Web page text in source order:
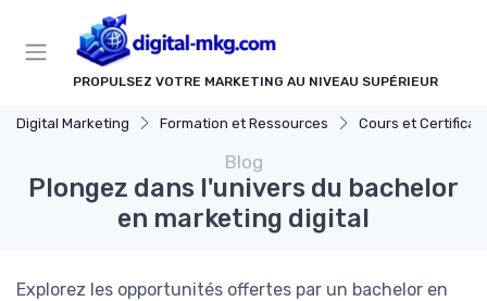
PROPULSEZ VOTRE MARKETING AU NIVEAU SUPÉRIEUR
Digital Marketing Formation et Ressources Cours et Certifications en
Blog
Plongez dans l'univers du bachelor
en marketing digital
Explorez les opportunités offertes par un bachelor en
Panneau de gestion des cookies